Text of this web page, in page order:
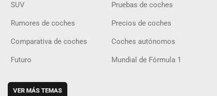
SUV Pruebas de coches
Rumores de coches Precios de coches
Comparativa de coches Coches autónomos
Futuro Mundial de Fórmula 1
VER MÁS TEMAS